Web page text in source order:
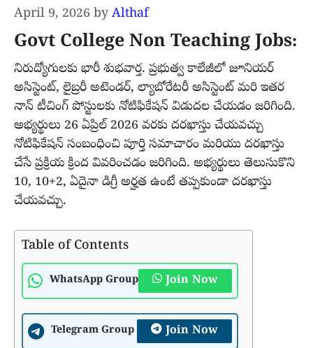
April 9, 2026 by Althaf
Govt College Non Teaching Jobs:
నిరుద్యోగులకు భారీ శుభవార్త. ప్రభుత్వ కాలేజీలో జూనియర్
అసిస్టెంట్, లైబ్రరీ అటెండర్, ల్యాబోరేటరీ అసిస్టెంట్ మరి ఇతర
నాన్ టీచింగ్ పోస్టులకు నోటిఫికేషన్ విడుదల చేయడం జరిగింది.
అభ్యర్థులు 26 ఏప్రిల్ 2026 వరకు దరఖాస్తు చేయవచ్చు
నోటిఫికేషన్ సంబంధించి పూర్తి సమాచారం మరియు దరఖాస్తు
చేసే ప్రక్రియ క్రింద వివరించడం జరిగింది. అభ్యర్థులు తెలుసుకొని
10, 10+2, ఏదైనా డిగ్రీ అర్హత ఉంటే తప్పకుండా దరఖాస్తు
చేయవచ్చు.
Table of Contents
WhatsApp Group Join Now
Telegram Group Join Now